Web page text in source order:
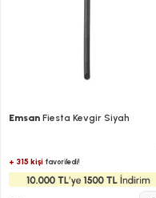
Emsan Fiesta Kevgir Siyah
+ 315 kişi favoriledi!